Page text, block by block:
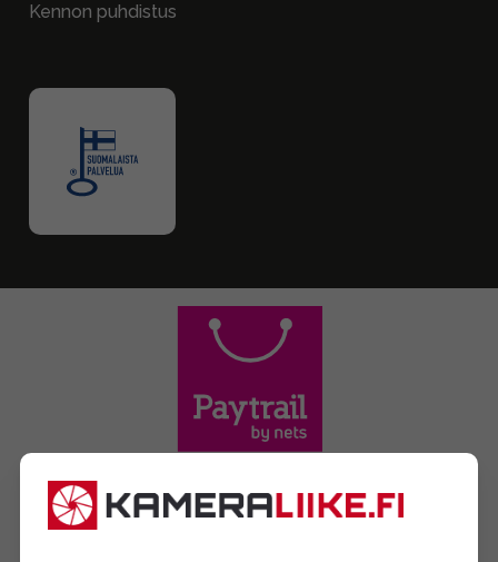
Kennon puhdistus